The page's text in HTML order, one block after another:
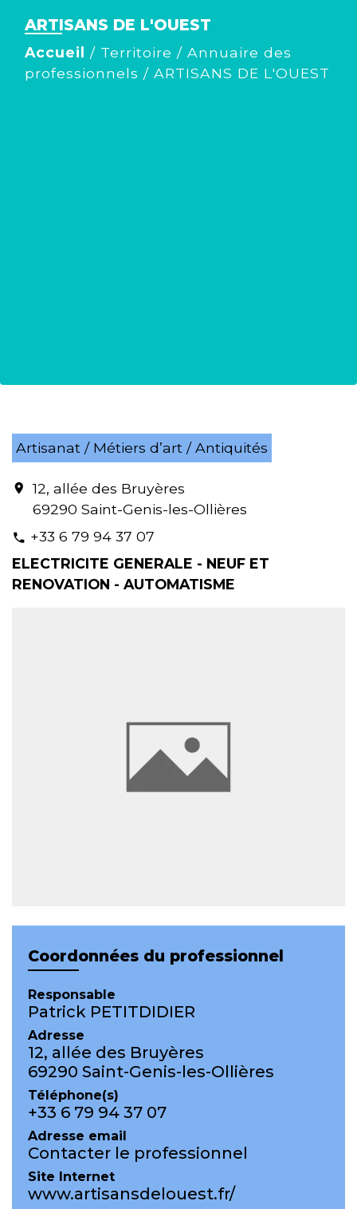
ARTISANS DE L'OUEST
Accueil / Territoire / Annuaire des
professionnels / ARTISANS DE L'OUEST
Artisanat / Métiers d’art / Antiquités
location_on
12, allée des Bruyères
69290 Saint-Genis-les-Ollières
phone +33 6 79 94 37 07
ELECTRICITE GENERALE - NEUF ET
RENOVATION - AUTOMATISME
Coordonnées du professionnel
Responsable
Patrick PETITDIDIER
Adresse
12, allée des Bruyères
69290 Saint-Genis-les-Ollières
Téléphone(s)
+33 6 79 94 37 07
Adresse email
Contacter le professionnel
Site Internet
www.artisansdelouest.fr/